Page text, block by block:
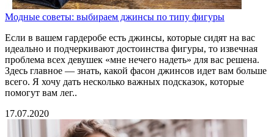
Модные советы: выбираем джинсы по типу фигуры
Если в вашем гардеробе есть джинсы, которые сидят на вас
идеально и подчеркивают достоинства фигуры, то извечная
проблема всех девушек «мне нечего надеть» для вас решена.
Здесь главное — знать, какой фасон джинсов идет вам больше
всего. Я хочу дать несколько важных подсказок, которые
помогут вам лег..
17.07.2020